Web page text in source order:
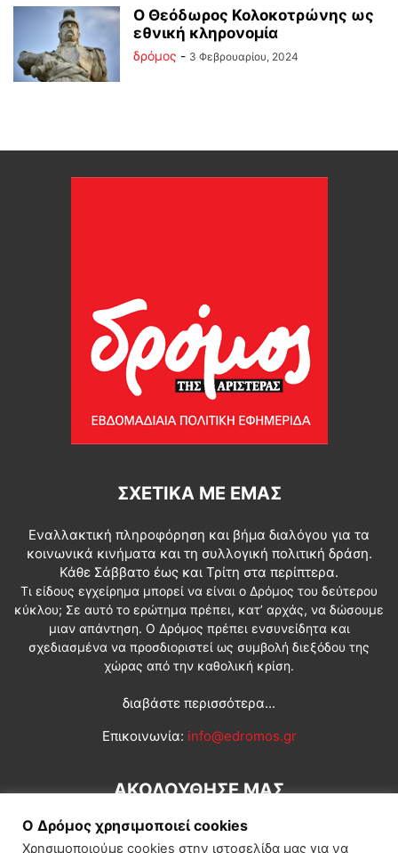
Ο Θεόδωρος Κολοκοτρώνης ως
εθνική κληρονομία
δρόμος - 3 Φεβρουαρίου, 2024
ΣΧΕΤΙΚΆ ΜΕ ΕΜΆΣ
Εναλλακτική πληροφόρηση και βήμα διαλόγου για τα
κοινωνικά κινήματα και τη συλλογική πολιτική δράση.
Κάθε Σάββατο έως και Τρίτη στα περίπτερα.
Τι είδους εγχείρημα μπορεί να είναι ο Δρόμος του δεύτερου
κύκλου; Σε αυτό το ερώτημα πρέπει, κατ’ αρχάς, να δώσουμε
μιαν απάντηση. Ο Δρόμος πρέπει ενσυνείδητα και
σχεδιασμένα να προσδιοριστεί ως συμβολή διεξόδου της
χώρας από την καθολική κρίση.
διαβάστε περισσότερα...
Επικοινωνία: info@edromos.gr
ΑΚΟΛΟΥΘΗΣΕ ΜΑΣ
Ο Δρόμος χρησιμοποιεί cookies
Χρησιμοποιούμε cookies στην ιστοσελίδα μας για να